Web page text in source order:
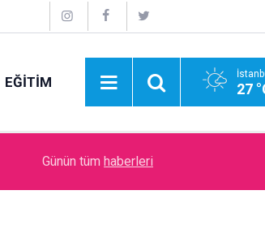
EĞİTİM 27
İdare Etme Sanatı
Günün tüm haberleri